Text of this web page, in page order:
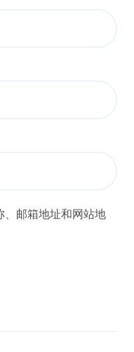
、邮箱地址和网站地